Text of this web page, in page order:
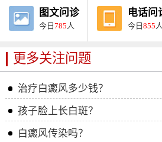
图文问诊
今日785 人
电话问
今日855 人
更多关注问题
治疗白癜风多少钱？
孩子脸上长白斑？
白癜风传染吗？